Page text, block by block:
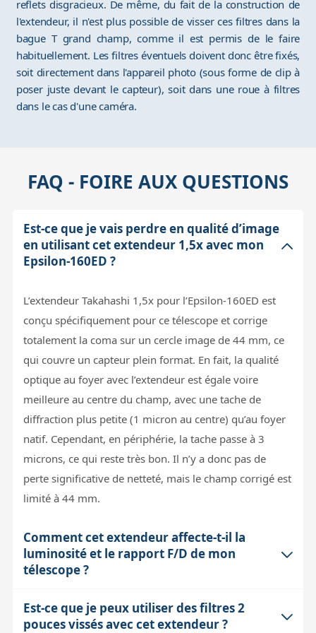
reflets disgracieux. De même, du fait de la construction de
l'extendeur, il n'est plus possible de visser ces filtres dans la
bague T grand champ, comme il est permis de le faire
habituellement. Les filtres éventuels doivent donc être fixés,
soit directement dans l'appareil photo (sous forme de clip à
poser juste devant le capteur), soit dans une roue à filtres
dans le cas d'une caméra.
FAQ - FOIRE AUX QUESTIONS
Est-ce que je vais perdre en qualité d’image
en utilisant cet extendeur 1,5x avec mon
Epsilon-160ED ?
L’extendeur Takahashi 1,5x pour l’Epsilon-160ED est
conçu spécifiquement pour ce télescope et corrige
totalement la coma sur un cercle image de 44 mm, ce
qui couvre un capteur plein format. En fait, la qualité
optique au foyer avec l’extendeur est égale voire
meilleure au centre du champ, avec une tache de
diffraction plus petite (1 micron au centre) qu’au foyer
natif. Cependant, en périphérie, la tache passe à 3
microns, ce qui reste très bon. Il n’y a donc pas de
perte significative de netteté, mais le champ corrigé est
limité à 44 mm.
Comment cet extendeur affecte-t-il la
luminosité et le rapport F/D de mon
télescope ?
L’extendeur augmente la focale du télescope de 530
mm à 800 mm, ce qui allonge le rapport d’ouverture
Est-ce que je peux utiliser des filtres 2
pouces vissés avec cet extendeur ?